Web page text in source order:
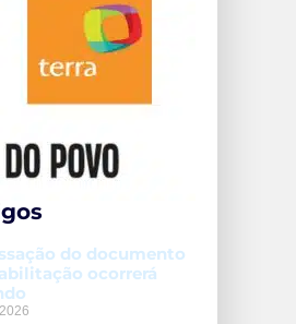
do documento
ocorrerá